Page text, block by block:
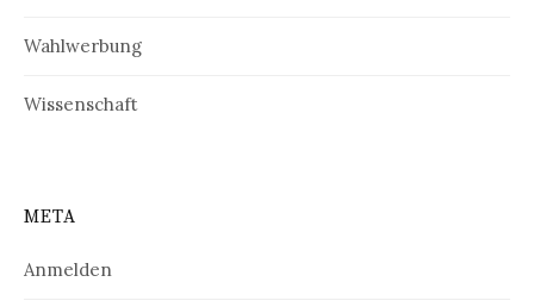
Wahlwerbung
Wissenschaft
META
Anmelden